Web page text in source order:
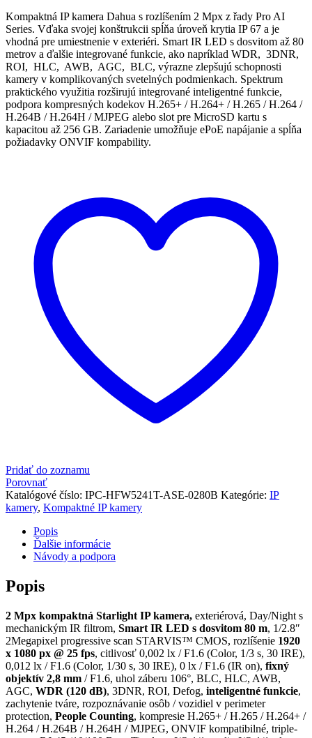
Kompaktná IP kamera Dahua s rozlíšením 2 Mpx z řady Pro AI
Series. Vďaka svojej konštrukcii spĺňa úroveň krytia IP 67 a je
vhodná pre umiestnenie v exteriéri. Smart IR LED s dosvitom až 80
metrov a ďalšie integrované funkcie, ako napríklad WDR, 3DNR,
ROI, HLC, AWB, AGC, BLC, výrazne zlepšujú schopnosti
kamery v komplikovaných svetelných podmienkach. Spektrum
praktického využitia rozširujú integrované inteligentné funkcie,
podpora kompresných kodekov H.265+ / H.264+ / H.265 / H.264 /
H.264B / H.264H / MJPEG alebo slot pre MicroSD kartu s
kapacitou až 256 GB. Zariadenie umožňuje ePoE napájanie a spĺňa
požiadavky ONVIF kompability.
Pridať do zoznamu
Porovnať
Katalógové číslo: IPC-HFW5241T-ASE-0280B Kategórie: IP
kamery, Kompaktné IP kamery
Popis
Ďalšie informácie
Návody a podpora
Popis
2 Mpx kompaktná Starlight IP kamera, exteriérová, Day/Night s
mechanickým IR filtrom, Smart IR LED s dosvitom 80 m, 1/2.8″
2Megapixel progressive scan STARVIS™ CMOS, rozlíšenie 1920
x 1080 px @ 25 fps, citlivosť 0,002 lx / F1.6 (Color, 1/3 s, 30 IRE),
0,012 lx / F1.6 (Color, 1/30 s, 30 IRE), 0 lx / F1.6 (IR on), fixný
objektív 2,8 mm / F1.6, uhol záberu 106°, BLC, HLC, AWB,
AGC, WDR (120 dB), 3DNR, ROI, Defog, inteligentné funkcie,
zachytenie tváre, rozpoznávanie osôb / vozidiel v perimeter
protection, People Counting, kompresie H.265+ / H.265 / H.264+ /
H.264 / H.264B / H.264H / MJPEG, ONVIF kompatibilné, triple-